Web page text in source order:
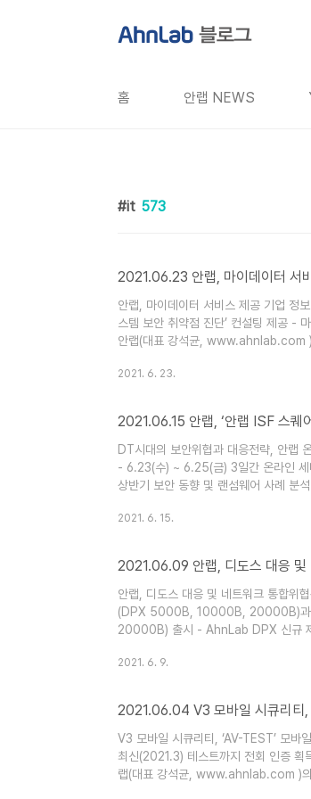
홈 안랩 NEWS
it 573
2021.06.23 안랩, 마이데이터 서
안랩, 마이데이터 서비스 제공 기업 정
스템 보안 취약점 진단’ 컨설팅 제공 -
안랩(대표 강석균, www.ahnlab.com )
당 고객사에 대해 마이데이터 사업자가
2021. 6. 23.
2021.06.15 안랩, ‘안랩 ISF 스
DT시대의 보안위협과 대응전략, 안랩
- 6.23(수) ~ 6.25(금) 3일간 온라인
상반기 보안 동향 및 랜섬웨어 사례
(https://ahnlab-eventlive.co.kr )에
2021. 6. 15.
2021.06.09 안랩, 디도스 대응 및
안랩, 디도스 대응 및 네트워크 통합위
(DPX 5000B, 10000B, 20000B)과
20000B) 출시 - AhnLab DPX 신규
www.ahnlab.com )이 디도스 대응 전
2021. 6. 9.
2021.06.04 V3 모바일 시큐리티,
V3 모바일 시큐리티, ‘AV-TEST’ 모
최신(2021.3) 테스트까지 전회 인증
랩(대표 강석균, www.ahnlab.com )